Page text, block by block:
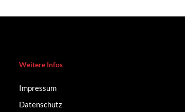
Weitere Infos
Impressum
Datenschutz